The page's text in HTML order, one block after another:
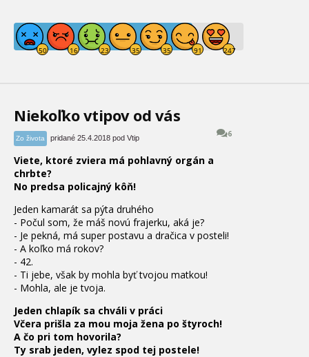
Niekoľko vtipov od vás
6
Zo života pridané 25.4.2018 pod Vtip
Viete, ktoré zviera má pohlavný orgán a
chrbte?
No predsa policajný kôň!
Jeden kamarát sa pýta druhého
- Počul som, že máš novú frajerku, aká je?
- Je pekná, má super postavu a dračica v posteli!
- A koľko má rokov?
- 42.
- Ti jebe, však by mohla byť tvojou matkou!
- Mohla, ale je tvoja.
Jeden chlapík sa chváli v práci
Včera prišla za mou moja žena po štyroch!
A čo pri tom hovorila?
Ty srab jeden, vylez spod tej postele!